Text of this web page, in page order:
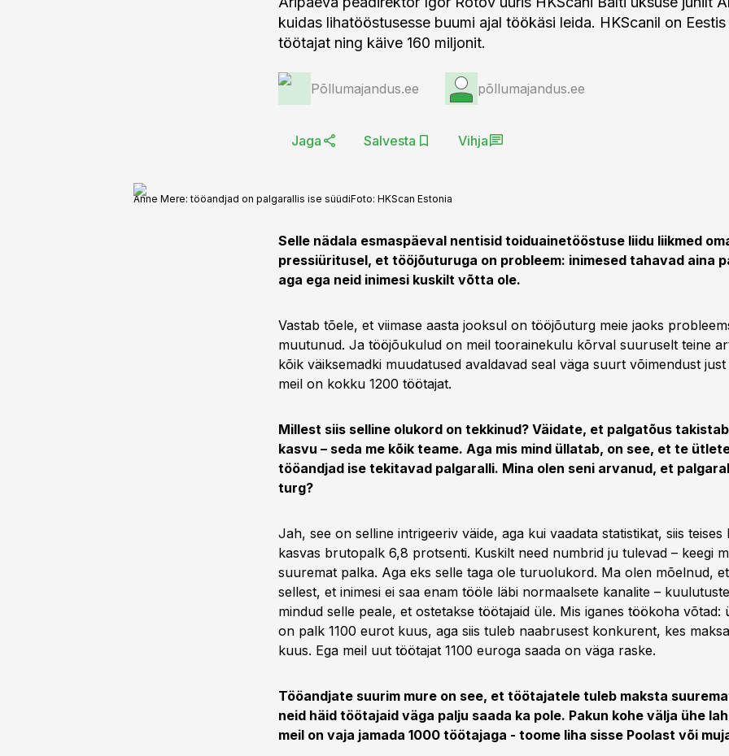
kuidas lihatööstusesse buumi ajal töökäsi leida. HKScanil on Eestis
töötajat ning käive 160 miljonit.
Põllumajandus.ee põllumajandus.ee
Jaga Salvesta Vihja
Anne Mere: tööandjad on palgarallis ise süüdiFoto: HKScan Estonia
Selle nädala esmaspäeval nentisid toiduainetööstuse liidu liikmed
pressiüritusel, et tööjõuturuga on probleem: inimesed tahavad aina
aga ega neid inimesi kuskilt võtta ole.
Vastab tõele, et viimase aasta jooksul on tööjõuturg meie jaoks
muutunud. Ja tööjõukulud on meil toorainekulu kõrval suuruselt teine
kõik väiksemadki muudatused avaldavad seal väga suurt võimendust
meil on kokku 1200 töötajat.
Millest siis selline olukord on tekkinud? Väidate, et palgatõus
kasvu – seda me kõik teame. Aga mis mind üllatab, on see, et te
tööandjad ise tekitavad palgaralli. Mina olen seni arvanud, et
turg?
Jah, see on selline intrigeeriv väide, aga kui vaadata statistikat, siis teises
kasvas brutopalk 6,8 protsenti. Kuskilt need numbrid ju tulevad – keegi
suuremat palka. Aga eks selle taga ole turuolukord. Ma olen mõelnud,
sellest, et inimesi ei saa enam tööle läbi normaalsete kanalite –
mindud selle peale, et ostetakse töötajaid üle. Mis iganes töökoha võtad:
on palk 1100 eurot kuus, aga siis tuleb naabrusest konkurent, kes
kuus. Ega meil uut töötajat 1100 euroga saada on väga raske.
Tööandjate suurim mure on see, et töötajatele tuleb maksta
neid häid töötajaid väga palju saada ka pole. Pakun kohe välja ühe
meil on vaja jamada 1000 töötajaga - toome liha sisse Poolast või